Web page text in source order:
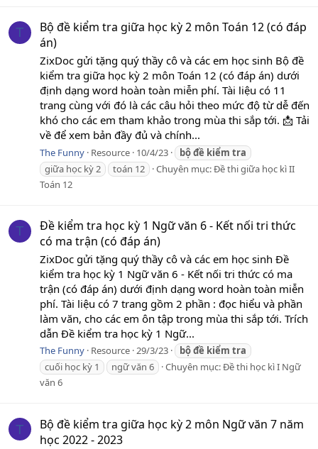
T
Bộ đề kiểm tra giữa học kỳ 2 môn Toán 12 (có đáp
án)
ZixDoc gửi tặng quý thầy cô và các em học sinh Bộ đề
kiểm tra giữa học kỳ 2 môn Toán 12 (có đáp án) dưới
định dạng word hoàn toàn miễn phí. Tài liệu có 11
trang cùng với đó là các câu hỏi theo mức độ từ dễ đến
khó cho các em tham khảo trong mùa thi sắp tới. 📩 Tải
về để xem bản đầy đủ và chính...
The Funny Resource 10/4/23 bộđề kiểm tra
giữa học kỳ 2
toán 12 Chuyên mục:Đề thi giữa học kì II
Toán 12
T
Đề kiểm tra học kỳ 1 Ngữ văn 6 - Kết nối tri thức
có ma trận (có đáp án)
ZixDoc gửi tặng quý thầy cô và các em học sinh Đề
kiểm tra học kỳ 1 Ngữ văn 6 - Kết nối tri thức có ma
trận (có đáp án) dưới định dạng word hoàn toàn miễn
phí. Tài liệu có 7 trang gồm 2 phần : đọc hiểu và phần
làm văn, cho các em ôn tập trong mùa thi sắp tới. Trích
dẫn Đề kiểm tra học kỳ 1 Ngữ...
The Funny Resource 29/3/23 bộđề kiểm tra
cuối học kỳ 1
ngữ văn 6 Chuyên mục:Đề thi học kì I Ngữ
văn 6
T
Bộ đề kiểm tra giữa học kỳ 2 môn Ngữ văn 7 năm
học 2022 - 2023